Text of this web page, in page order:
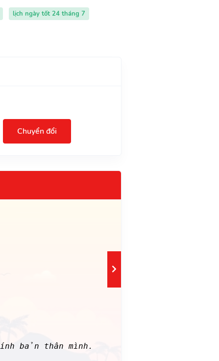
lịch ngày tốt 24 tháng 7
Chuyển đổi
bản thân mình.